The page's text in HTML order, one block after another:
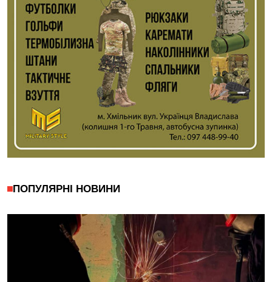
ПОПУЛЯРНІ НОВИНИ